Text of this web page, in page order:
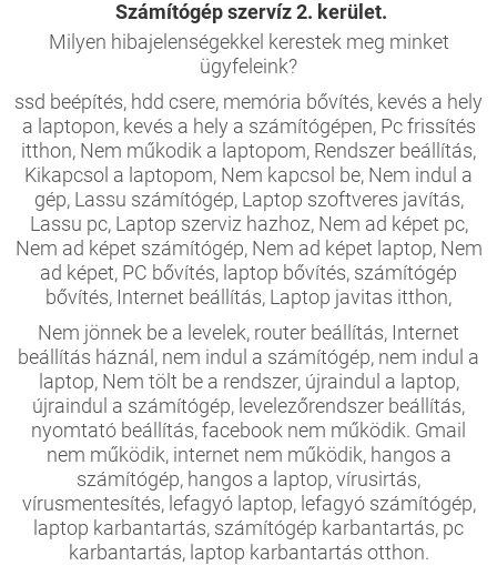
Számítógép szervíz 2. kerület.
Milyen hibajelenségekkel kerestek meg minket
ügyfeleink?
ssd beépítés, hdd csere, memória bővítés, kevés a hely
a laptopon, kevés a hely a számítógépen, Pc frissítés
itthon, Nem műkodik a laptopom, Rendszer beállítás,
Kikapcsol a laptopom, Nem kapcsol be, Nem indul a
gép, Lassu számítógép, Laptop szoftveres javítás,
Lassu pc, Laptop szerviz hazhoz, Nem ad képet pc,
Nem ad képet számítógép, Nem ad képet laptop, Nem
ad képet, PC bővítés, laptop bővítés, számítógép
bővítés, Internet beállítás, Laptop javitas itthon,
Nem jönnek be a levelek, router beállítás, Internet
beállítás háznál, nem indul a számítógép, nem indul a
laptop, Nem tölt be a rendszer, újraindul a laptop,
újraindul a számítógép, levelezőrendszer beállítás,
nyomtató beállítás, facebook nem működik. Gmail
nem működik, internet nem működik, hangos a
számítógép, hangos a laptop, vírusirtás,
vírusmentesítés, lefagyó laptop, lefagyó számítógép,
laptop karbantartás, számítógép karbantartás, pc
karbantartás, laptop karbantartás otthon.